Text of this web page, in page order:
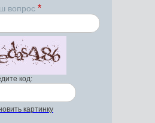
вопрос *
код:
картинку